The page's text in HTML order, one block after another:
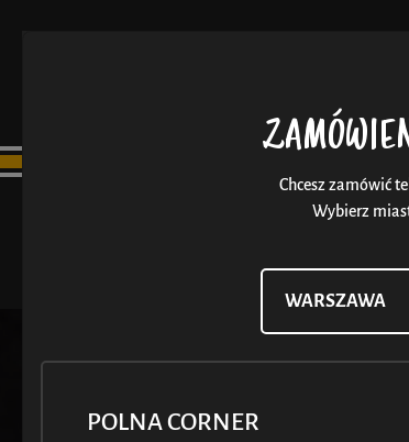
Chcesz zamówić
Wybierz
POLNA CORNER